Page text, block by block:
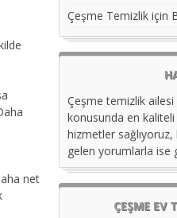
net
Çeşme Temizlik için
Çeşme temizlik
konusunda en
hizmetler
gelen yorumlarla ise
ÇEŞME EV